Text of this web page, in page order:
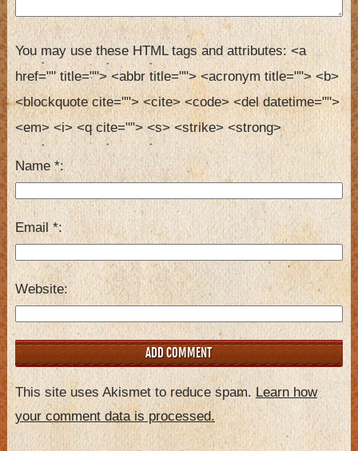
You may use these HTML tags and attributes: <a
href="" title=""> <abbr title=""> <acronym title=""> <b>
<blockquote cite=""> <cite> <code> <del datetime="">
<em> <i> <q cite=""> <s> <strike> <strong>
Name*
Email *
Website
This site uses Akismet to reduce spam.Learn how
your comment data is processed.